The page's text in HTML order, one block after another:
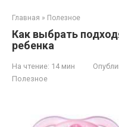
Главная » Полезное
Как выбрать
ребенка
На чтение: 14 мин
Полезное